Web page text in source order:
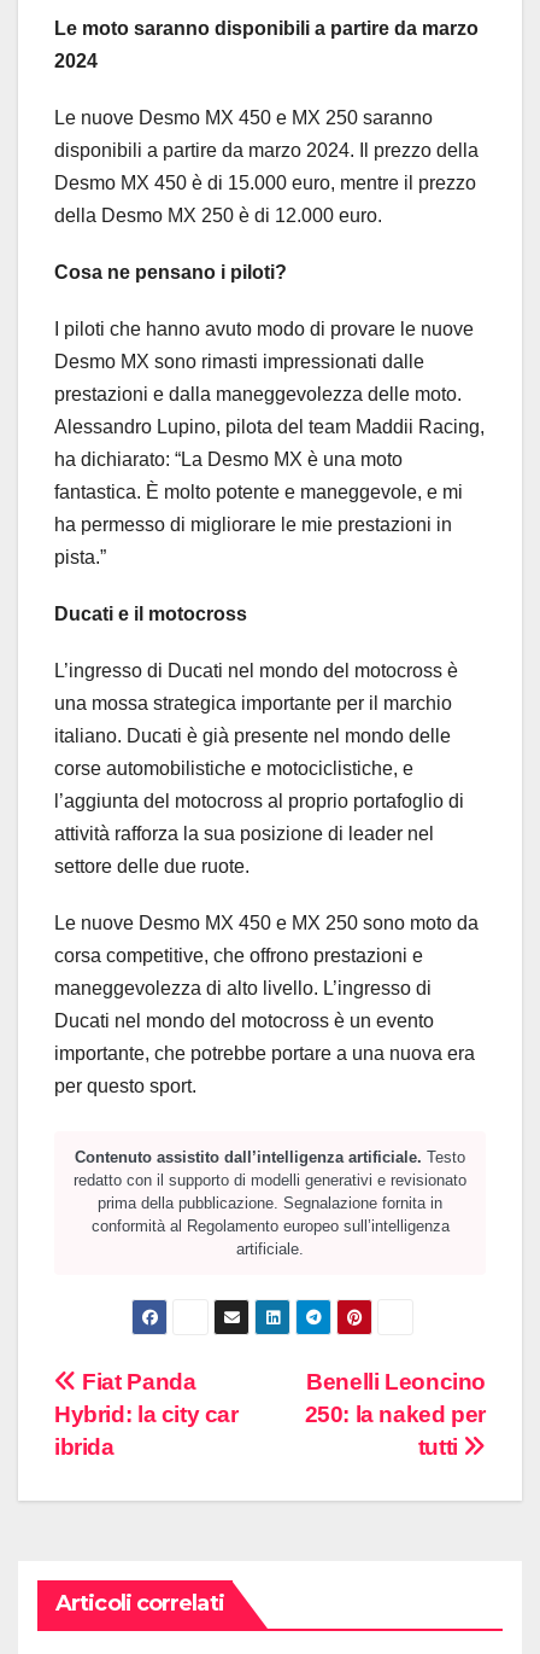
Le moto saranno disponibili a partire da marzo
2024
Le nuove Desmo MX 450 e MX 250 saranno
disponibili a partire da marzo 2024. Il prezzo della
Desmo MX 450 è di 15.000 euro, mentre il prezzo
della Desmo MX 250 è di 12.000 euro.
Cosa ne pensano i piloti?
I piloti che hanno avuto modo di provare le nuove
Desmo MX sono rimasti impressionati dalle
prestazioni e dalla maneggevolezza delle moto.
Alessandro Lupino, pilota del team Maddii Racing,
ha dichiarato: “La Desmo MX è una moto
fantastica. È molto potente e maneggevole, e mi
ha permesso di migliorare le mie prestazioni in
pista.”
Ducati e il motocross
L’ingresso di Ducati nel mondo del motocross è
una mossa strategica importante per il marchio
italiano. Ducati è già presente nel mondo delle
corse automobilistiche e motociclistiche, e
l’aggiunta del motocross al proprio portafoglio di
attività rafforza la sua posizione di leader nel
settore delle due ruote.
Le nuove Desmo MX 450 e MX 250 sono moto da
corsa competitive, che offrono prestazioni e
maneggevolezza di alto livello. L’ingresso di
Ducati nel mondo del motocross è un evento
importante, che potrebbe portare a una nuova era
per questo sport.
Contenuto assistito dall’intelligenza artificiale. Testo
redatto con il supporto di modelli generativi e revisionato
prima della pubblicazione. Segnalazione fornita in
conformità al Regolamento europeo sull’intelligenza
artificiale.
Navigazione
articoli
Benelli Leoncino
250: la naked per
tutti
Fiat Panda
Hybrid: la city car
ibrida
Articoli correlati